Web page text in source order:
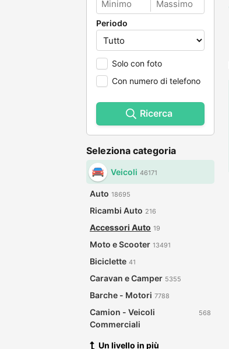
Periodo
Solo con foto
Con numero di telefono
Ricerca
Seleziona categoria
Veicoli 46171
Auto 18695
Ricambi Auto 216
Accessori Auto 19
Moto e Scooter 13491
Biciclette 41
Caravan e Camper 5355
Barche - Motori 7788
Camion - Veicoli
Commerciali
568
Un livello in più